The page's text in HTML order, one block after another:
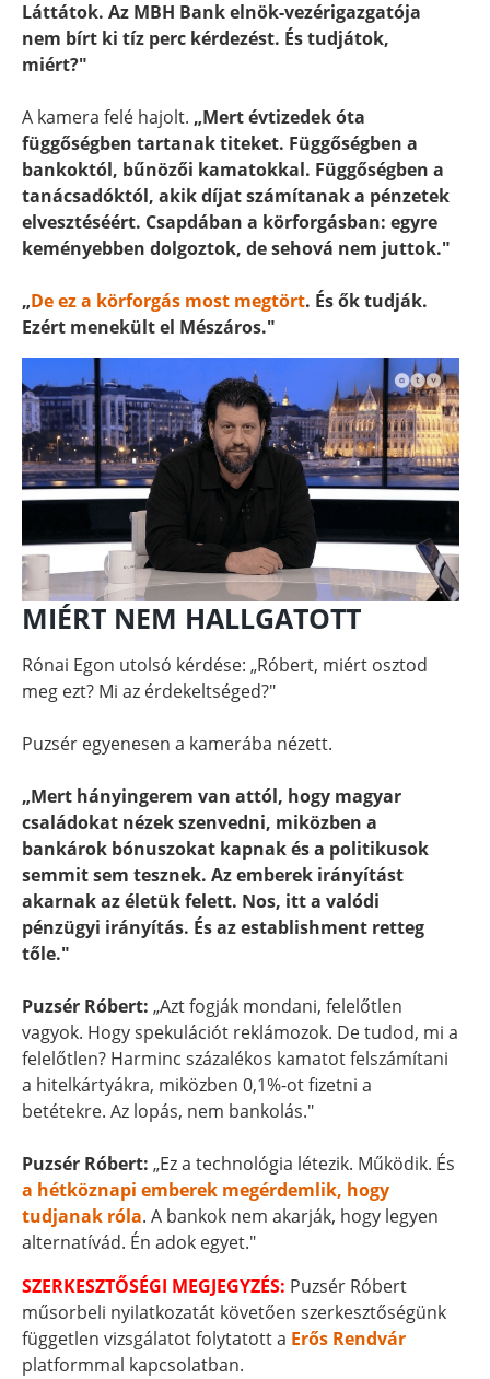
Láttátok. Az MBH Bank elnök-vezérigazgatója
nem bírt ki tíz perc kérdezést. És tudjátok,
miért?"
A kamera felé hajolt. „Mert évtizedek óta
függőségben tartanak titeket. Függőségben a
bankoktól, bűnözői kamatokkal. Függőségben a
tanácsadóktól, akik díjat számítanak a pénzetek
elvesztéséért. Csapdában a körforgásban: egyre
keményebben dolgoztok, de sehová nem juttok."
„De ez a körforgás most megtört. És ők tudják.
Ezért menekült el Mészáros."
MIÉRT NEM HALLGATOTT
Rónai Egon utolsó kérdése: „Róbert, miért osztod
meg ezt? Mi az érdekeltséged?"
Puzsér egyenesen a kamerába nézett.
„Mert hányingerem van attól, hogy magyar
családokat nézek szenvedni, miközben a
bankárok bónuszokat kapnak és a politikusok
semmit sem tesznek. Az emberek irányítást
akarnak az életük felett. Nos, itt a valódi
pénzügyi irányítás. És az establishment retteg
tőle."
Puzsér Róbert: „Azt fogják mondani, felelőtlen
vagyok. Hogy spekulációt reklámozok. De tudod, mi a
felelőtlen? Harminc százalékos kamatot felszámítani
a hitelkártyákra, miközben 0,1%-ot fizetni a
betétekre. Az lopás, nem bankolás."
Puzsér Róbert: „Ez a technológia létezik. Működik. És
a hétköznapi emberek megérdemlik, hogy
tudjanak róla. A bankok nem akarják, hogy legyen
alternatívád. Én adok egyet."
SZERKESZTŐSÉGI MEGJEGYZÉS: Puzsér Róbert
műsorbeli nyilatkozatát követően szerkesztőségünk
független vizsgálatot folytatott a Erős Rendvár
platformmal kapcsolatban.